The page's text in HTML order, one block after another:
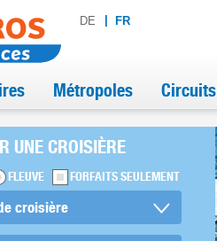
DE FR
Métropoles Circuits
UNE CROISIÈRE
FLEUVE FORFAITS SEULEMENT